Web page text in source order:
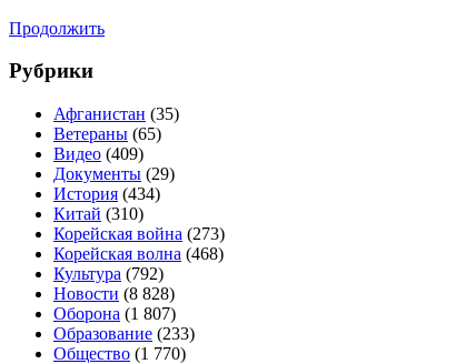
Продолжить
Рубрики
Афганистан (35)
Ветераны (65)
Видео (409)
Документы (29)
История (434)
Китай (310)
Корейская война (273)
Корейская волна (468)
Культура (792)
Новости (8 828)
Оборона (1 807)
Образование (233)
Общество (1 770)